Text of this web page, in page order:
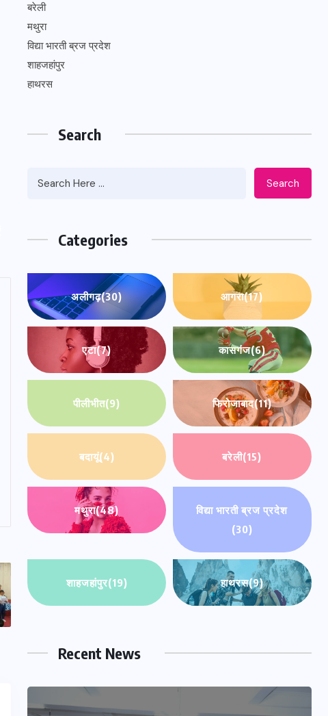
बरेली
मथुरा
विद्या भारती ब्रज प्रदेश
शाहजहांपुर
हाथरस
Search
Search
Categories
अलीगढ़(30) आगरा(17)
एटा(7) कासगंज(6)
पीलीभीत(9) फिरोजाबाद(11)
बदायूं(4) बरेली(15)
मथुरा(48)
विद्या भारती ब्रज प्रदेश
(30)
शाहजहांपुर(19) हाथरस(9)
Recent News